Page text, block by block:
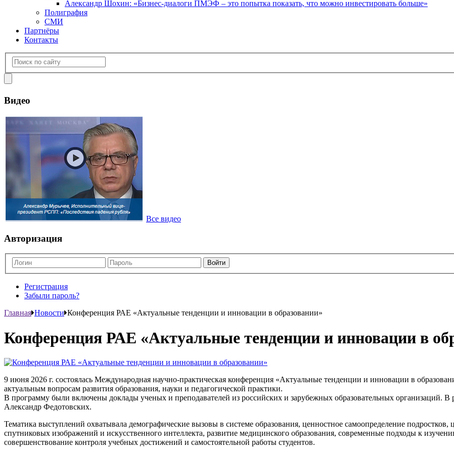
Александр Шохин: «Бизнес-диалоги ПМЭФ – это попытка показать, что можно инвестировать больше»
Полиграфия
СМИ
Партнёры
Контакты
Видео
Все видео
Авторизация
Регистрация
Забыли пароль?
Главная Новости Конференция РАЕ «Актуальные тенденции и инновации в образовании»
Конференция РАЕ «Актуальные тенденции и инновации в
9 июня 2026 г. состоялась Международная научно-практическая конференция «Актуальные тенденции и инновации в
актуальным вопросам развития образования, науки и педагогической практики.
В программу были включены доклады ученых и преподавателей из российских и зарубежных образовательных организаций.
Александр Федотовских.
Тематика выступлений охватывала демографические вызовы в системе образования, ценностное самоопределение
спутниковых изображений и искусственного интеллекта, развитие медицинского образования, современные подходы к
совершенствование контроля учебных достижений и самостоятельной работы студентов.